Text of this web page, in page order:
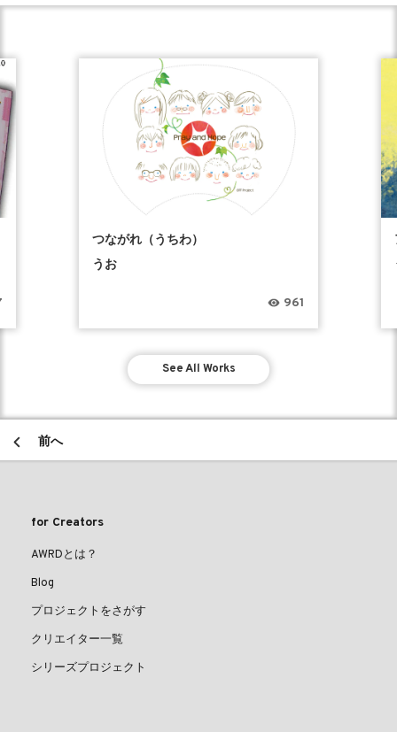
つながれ（うちわ）
うお
961
See All Works
前へ
for Creators
AWRDとは？
Blog
プロジェクトをさがす
クリエイター一覧
シリーズプロジェクト